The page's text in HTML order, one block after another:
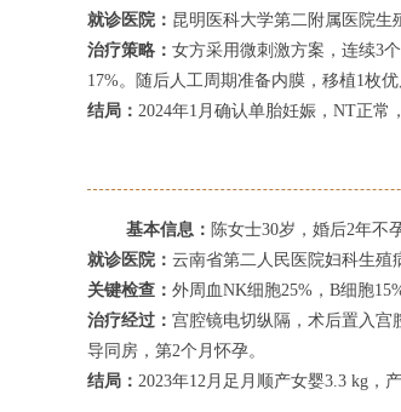
就诊医院： 昆明医科大学第二附属医院生
治疗策略： 女方采用微刺激方案，连续3
17%。随后人工周期准备内膜，移植1枚优
结局： 2024年1月确认单胎妊娠，NT正常
基本信息： 陈女士30岁，婚后2年不
就诊医院： 云南省第二人民医院妇科生殖
关键检查： 外周血NK细胞25%，B细胞
治疗经过： 宫腔镜电切纵隔，术后置入宫
导同房，第2个月怀孕。
结局： 2023年12月足月顺产女婴3.3 kg，